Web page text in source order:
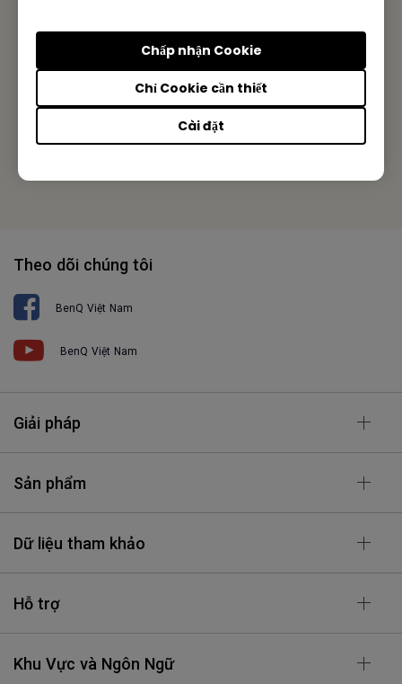
Cài đặt
Chỉ Cookie cần thiết
Chấp nhận Cookie
12 Jihu Road, Neihu, Taipei 114, Taiwan
Tel: +886-2-2727-8899
Theo dõi chúng tôi
BenQ Việt Nam
BenQ Việt Nam
Giải pháp
Sản phẩm
Dữ liệu tham khảo
Hỗ trợ
Khu Vực và Ngôn Ngữ